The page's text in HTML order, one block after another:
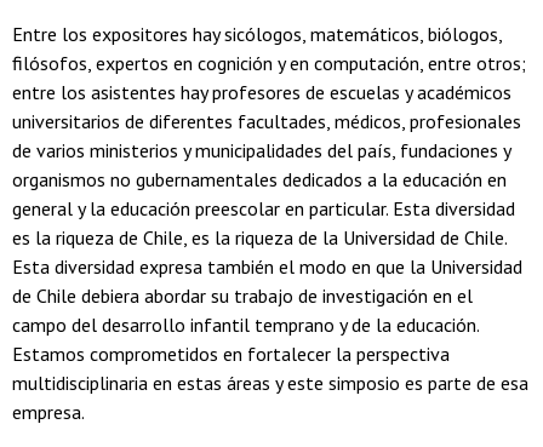
Entre los expositores hay sicólogos, matemáticos, biólogos,
filósofos, expertos en cognición y en computación, entre otros;
entre los asistentes hay profesores de escuelas y académicos
universitarios de diferentes facultades, médicos, profesionales
de varios ministerios y municipalidades del país, fundaciones y
organismos no gubernamentales dedicados a la educación en
general y la educación preescolar en particular. Esta diversidad
es la riqueza de Chile, es la riqueza de la Universidad de Chile.
Esta diversidad expresa también el modo en que la Universidad
de Chile debiera abordar su trabajo de investigación en el
campo del desarrollo infantil temprano y de la educación.
Estamos comprometidos en fortalecer la perspectiva
multidisciplinaria en estas áreas y este simposio es parte de esa
empresa.